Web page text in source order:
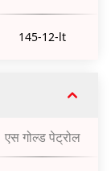
145-12-lt
एस गोल्ड पेट्रोल